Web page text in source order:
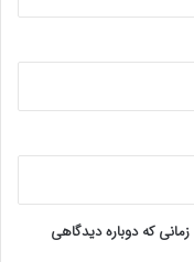
که دوباره دیدگاهی